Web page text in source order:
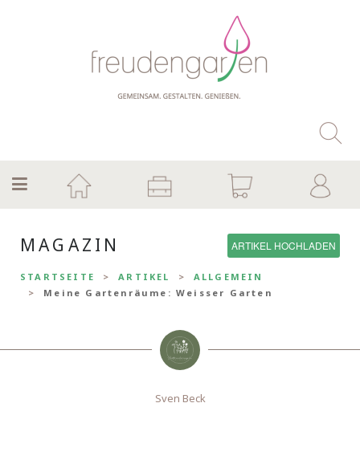
MAGAZIN ARTIKEL HOCHLADEN
STARTSEITE ARTIKEL
ALLGEMEIN
Meine Gartenräume: Weisser Garten
Sven Beck